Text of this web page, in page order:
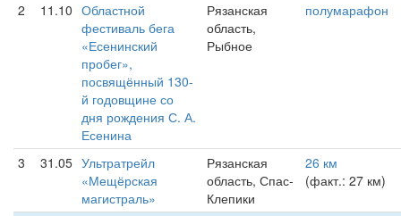
2 11.10 Областной
фестиваль бега
«Есенинский
пробег»,
посвящённый 130-
й годовщине со
дня рождения С. А.
Есенина
Рязанская
область,
Рыбное
полумарафон
3 31.05 Ультратрейл
«Мещёрская
магистраль»
Рязанская
область, Спас-
Клепики
26 км
(факт.: 27 км)